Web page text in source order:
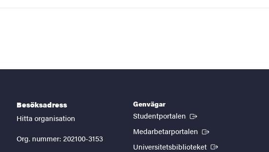
Besöksadress
Hitta organisation
Org. nummer: 202100-3153
Genvägar
Studentportalen (Extern länk)
Medarbetarportalen (Extern länk)
Universitetsbiblioteket (Extern länk)